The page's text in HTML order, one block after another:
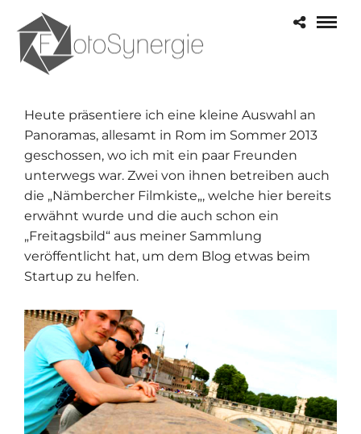
Heute präsentiere ich eine kleine Auswahl an
Panoramas, allesamt in Rom im Sommer 2013
geschossen, wo ich mit ein paar Freunden
unterwegs war. Zwei von ihnen betreiben auch
die „Nämbercher Filmkiste„, welche hier bereits
erwähnt wurde und die auch schon ein
„Freitagsbild“ aus meiner Sammlung
veröffentlicht hat, um dem Blog etwas beim
Startup zu helfen.